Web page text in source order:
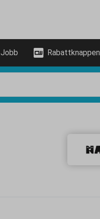
Jobb Rabattknappen